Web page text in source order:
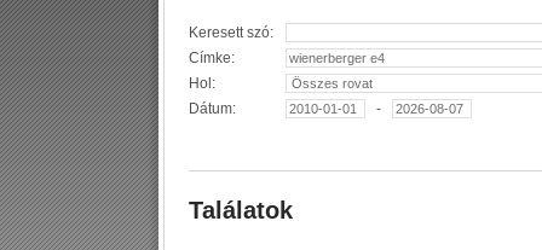
Keresett szó:
Címke:
Hol:
Dátum:
-
Találatok